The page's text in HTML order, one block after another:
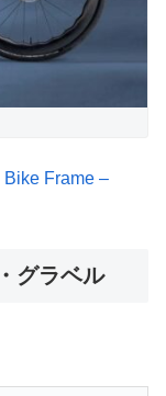
Frame –
グラベル